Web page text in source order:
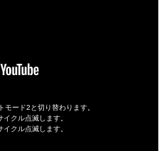
ード2と切り替わります。
クル点滅します。
クル点滅します。